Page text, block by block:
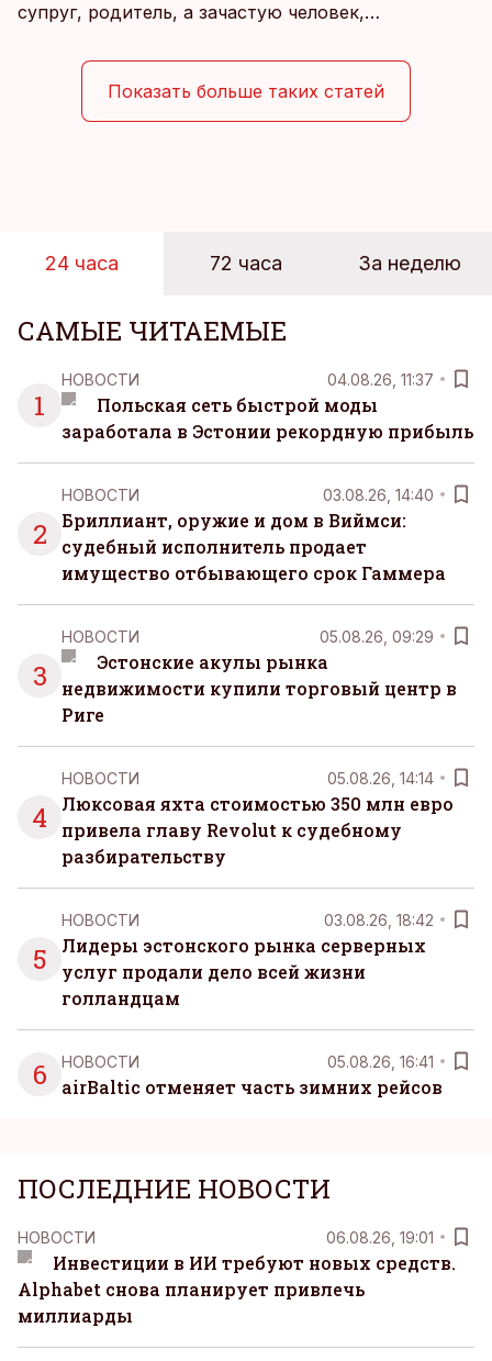
супруг, родитель, а зачастую человек,
Рабочие дни наполнены решениями,
ответственностью, встречами и бесконечным
потоком информации, и даже в свободное время
организовывать, планировать и за все отвечать
Показать больше таких статей
24 часа 72 часа За неделю
САМЫЕ ЧИТАЕМЫЕ
1
НОВОСТИ 04.08.26, 11:37
Польская сеть быстрой моды
заработала в Эстонии рекордную прибыль
2
НОВОСТИ 03.08.26, 14:40
Бриллиант, оружие и дом в Виймси:
судебный исполнитель продает
имущество отбывающего срок Гаммера
3
НОВОСТИ 05.08.26, 09:29
Эстонские акулы рынка
недвижимости купили торговый центр в
Риге
4
НОВОСТИ 05.08.26, 14:14
Люксовая яхта стоимостью 350 млн евро
привела главу Revolut к судебному
разбирательству
5
НОВОСТИ 03.08.26, 18:42
Лидеры эстонского рынка серверных
услуг продали дело всей жизни
голландцам
6 НОВОСТИ 05.08.26, 16:41
airBaltic отменяет часть зимних рейсов
ПОСЛЕДНИЕ НОВОСТИ
НОВОСТИ 06.08.26, 19:01
Инвестиции в ИИ требуют новых средств.
Alphabet снова планирует привлечь
миллиарды